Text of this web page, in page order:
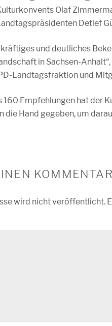
Olaf
Detlef
und deutliches
in Sachsen-
Landtagsfraktion und
160 Empfehlungen hat der
die Hand gegeben, um
KOMMENTAR
wird nicht veröffentlicht.